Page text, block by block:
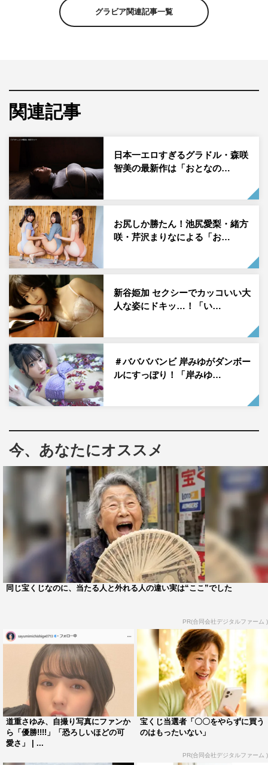
インスタグラマーの“うれしのちゃん”こと嬉野ゆみが、1st
見えそうで見えない脚や、太もものちょい見せ露出の“あ
ざとさは正義”な写真で、インスタグラムで人気を得てい
るうれしのちゃん。今回の写真集では、その先をついに解
禁している。
を大胆に披露。表紙で着用している真っ赤なランジェリー
や、バストが美しいシャツ姿など、彼女自身が男性ファン
に満足してもらえることをいろいろ考えて、本格的なグラ
ビアに挑戦した。
衣装はすべてうれしのちゃん自身がスタイリングし、品が
ありつつもセクシーなものをセレクト。湘南の海が見え
る、リゾート感あふれるラグジュアリーな施設で撮影され
たという。
グラビア関連記事一覧
関連記事
日本一エロすぎるグラドル・森咲
智美の最新作は「おとなの…
お尻しか勝たん！池尻愛梨・緒方
咲・芹沢まりなによる「お…
新谷姫加 セクシーでカッコいい大
人な姿にドキッ…！「い…
＃ババババンビ 岸みゆがダンボー
ルにすっぽり！「岸みゆ…
今、あなたにオススメ
同じ宝くじなのに、当たる人と外れる人の違い実は“ここ”でした
PR(合同会社デジタルファーム )
道重さゆみ、自撮り写真にファンか
ら「優勝!!!!」「恐ろしいほどの可
愛さ」 | ...
宝くじ当選者「〇〇をやらずに買う
のはもったいない」
PR(合同会社デジタルファーム )